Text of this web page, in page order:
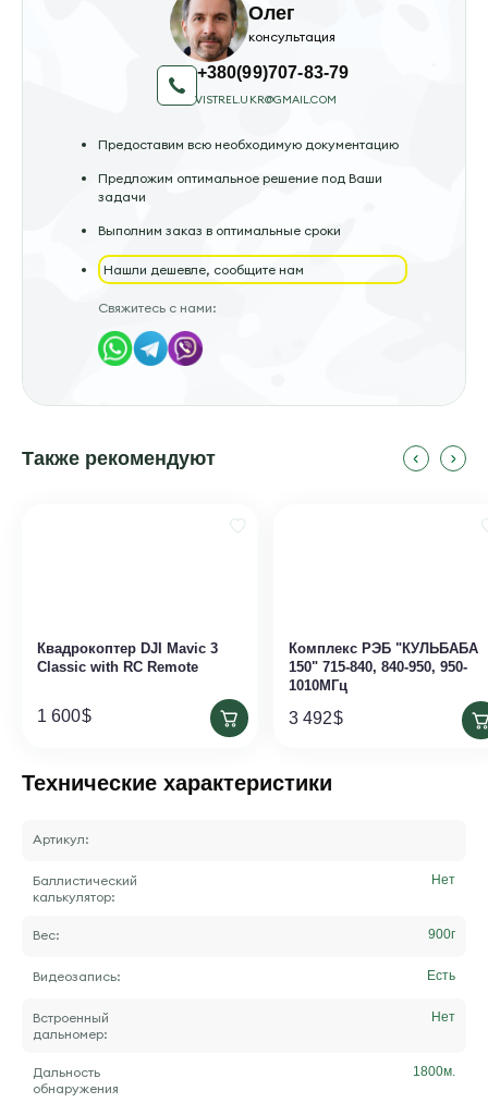
Олег
консультация
+380(99)707-83-79
VISTREL.UKR@GMAIL.COM
Предоставим всю необходимую документацию
Предложим оптимальное решение под Ваши
задачи
Выполним заказ в оптимальные сроки
Нашли дешевле, сообщите нам
Свяжитесь с нами:
Также рекомендуют
Квадрокоптер DJI Mavic 3
Classic with RC Remote
1 600$
Комплекс РЭБ "КУЛЬБАБА
150" 715-840, 840-950, 950-
1010МГц
3 492$
Технические характеристики
Артикул:
Баллистический
калькулятор:
Нет
Вес: 900г
Видеозапись: Есть
Встроенный
дальномер:
Нет
Дальность
обнаружения
1800м.